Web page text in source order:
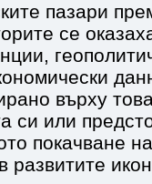
пазари
се
върху
си или
покачване
развитите